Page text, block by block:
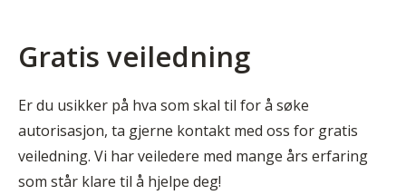
Gratis veiledning
Er du usikker på hva som skal til for å søke
autorisasjon, ta gjerne kontakt med oss for gratis
veiledning. Vi har veiledere med mange års erfaring
som står klare til å hjelpe deg!